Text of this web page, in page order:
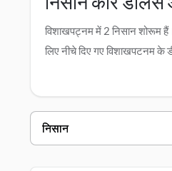
विशाखपट्नम में 2 निसान शोरूम
लिए नीचे दिए गए विशाखपट्नम
d-